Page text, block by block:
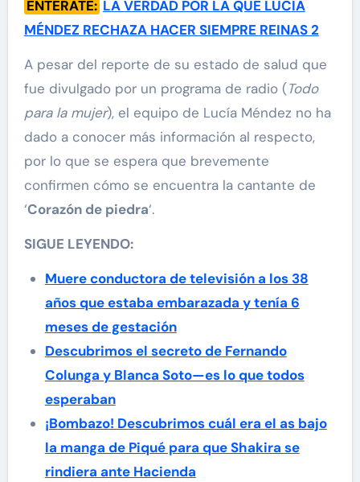
ENTÉRATE: LA VERDAD POR LA QUE LUCÍA
MÉNDEZ RECHAZA HACER SIEMPRE REINAS 2
A pesar del reporte de su estado de salud que
fue divulgado por un programa de radio (Todo
para la mujer), el equipo de Lucía Méndez no ha
dado a conocer más información al respecto,
por lo que se espera que brevemente
confirmen cómo se encuentra la cantante de
‘Corazón de piedra‘.
SIGUE LEYENDO:
Muere conductora de televisión a los 38
años que estaba embarazada y tenía 6
meses de gestación
Descubrimos el secreto de Fernando
Colunga y Blanca Soto—es lo que todos
esperaban
¡Bombazo! Descubrimos cuál era el as bajo
la manga de Piqué para que Shakira se
rindiera ante Hacienda